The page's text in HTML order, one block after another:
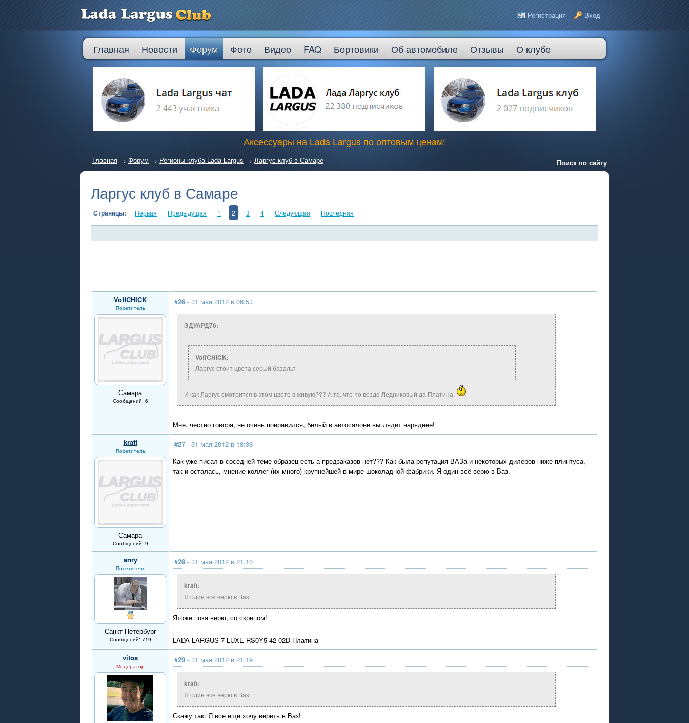
Регистрация Вход
Главная Новости Форум Фото Видео FAQ Бортовики Об автомобиле Отзывы О клубе
Аксессуары на Lada Largus по оптовым ценам!
Главная → Форум → Регионы клуба Lada Largus → Ларгус клуб в Самаре Поиск по сайту
Ларгус клуб в Самаре
Страницы: Первая Предыдущая 1 2 3 4 Следующая Последняя
VoffCHICK
Посетитель
Самара
Сообщений: 6
#26 - 31 мая 2012 в 06:53
ЭДУАРД76:
VoffCHICK:
Ларгус стоит цвета серый базальт
И как Ларгус смотрится в этом цвете в живую??? А то, что-то везде Ледниковый да Платина.
Мне, честно говоря, не очень понравился, белый в автосалоне выглядит наряднее!
kraft
Посетитель
Самара
Сообщений: 9
#27 - 31 мая 2012 в 18:38
Как уже писал в соседней теме образец есть а предзаказов нет??? Как была репутация ВАЗа и некоторых дилеров ниже плинтуса,
так и осталась, мнение коллег (их много) крупнейшей в мире шоколадной фабрики. Я один всё верю в Ваз.
anry
Посетитель
Санкт-Петербург
Сообщений: 719
#28 - 31 мая 2012 в 21:10
kraft:
Я один всё верю в Ваз.
Ятоже пока верю, со скрипом!
LADA LARGUS 7 LUXE RS0Y5-42-02D Платина
vitos
Модератор
#29 - 31 мая 2012 в 21:19
kraft:
Я один всё верю в Ваз.
Скажу так: Я все еще хочу верить в Ваз!